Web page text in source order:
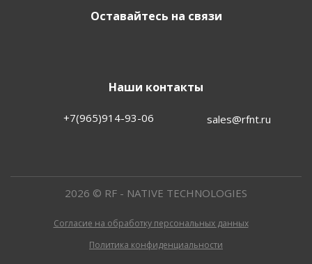
Оставайтесь на связи
Наши контакты
+7(965)914-93-06 sales@rfnt.ru
2026 © RF - NATIVE TECHNOLOGIES
Согласие на обработку персональных данных
Политика конфиденциальности